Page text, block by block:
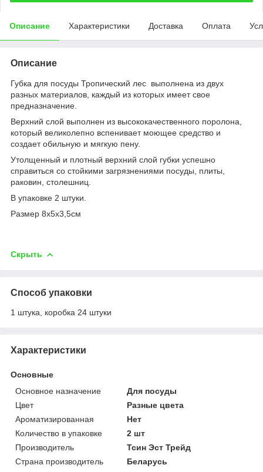
Описание Характеристики Доставка Оплата
Описание
Губка для посуды Тропический лес выполнена из двух
разных материалов, каждый из которых имеет свое
предназначение.
Верхний слой выполнен из высококачественного поролона,
который великолепно вспенивает моющее средство и
создает обильную и мягкую пену.
Утолщенный и плотный верхний слой губки успешно
справиться со стойкими загрязнениями посуды, плиты,
раковин, столешниц.
В упаковке 2 штуки.
Размер 8х5х3,5см
Скрыть
Способ упаковки
1 штука, коробка 24 штуки
Характеристики
Основные
Основное назначение
Для посуды
Цвет
Разные цвета
Ароматизированная
Нет
Количество в упаковке
2 шт
Производитель
Тсин Эст Трейд
Страна производитель
Беларусь